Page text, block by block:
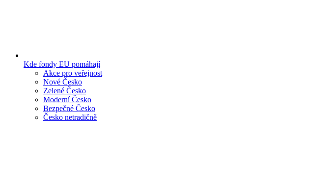
Kde fondy EU pomáhají
Akce pro veřejnost
Nové Česko
Zelené Česko
Moderní Česko
Bezpečné Česko
Česko netradičně